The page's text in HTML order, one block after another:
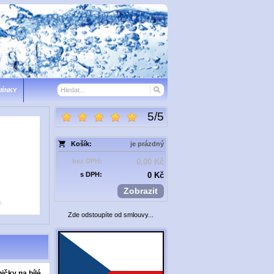
5/5
Košík: je prázdný
bez DPH: 0,00 Kč
s DPH: 0 Kč
Zobrazit
Zde odstoupíte od smlouvy...